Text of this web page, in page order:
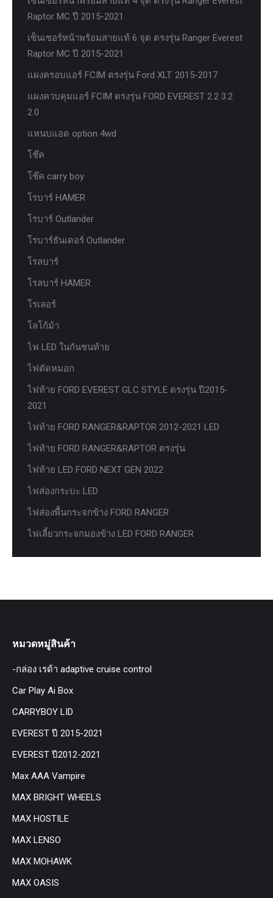
Raptor MC ปี 2015-2021
เซ็นเซอร์หน้าพร้อมสายแท้ 6 จุด ตรงรุ่น Ranger Everest
Raptor MC ปี 2015-2021
แผงครอบแอร์ FCIM ตรงรุ่น Ford XLT. 2015-2017
แผงควบคุมแอร์ FCIM ตรงรุ่น FORD EVEREST 2.2 3.2
2.0
แหนบแอด option 4wd
โช๊ค
โช๊ค carry boy
โรบาร์ HAMER
โรบาร์ Outlander
โรบาร์ธันเดอร์ Outlander
โรลบาร์
โรลบาร์ HAMER
โรเลอร์
โลโก้ม้า
ไฟ LED ในกันชนท้าย
ไฟตัดหมอก
ไฟท้าย FORD EVEREST GLC STYLE ตรงรุ่น ปี2015-
2021
ไฟท้าย FORD RANGER&RAPTOR 2012-2021 LED
ไฟท้าย FORD RANGER&RAPTOR ตรงรุ่น
ไฟท้าย LED FORD NEXT GEN 2022
ไฟส่องกระบะ LED
ไฟส่องพื้นกระจกข้าง FORD RANGER
ไฟเลี้ยวกระจกมองข้าง LED FORD RANGER
หมวดหมู่สินค้า
-กล่อง เรด้า adaptive cruise control
Car Play Ai Box
CARRYBOY LID
EVEREST ปี 2015-2021
EVEREST ปี2012-2021
Max AAA Vampire
MAX BRIGHT WHEELS
MAX HOSTILE
MAX LENSO
MAX MOHAWK
MAX OASIS